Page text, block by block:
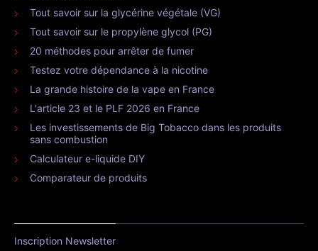
Tout savoir sur la glycérine végétale (VG)
Tout savoir sur le propylène glycol (PG)
20 méthodes pour arrêter de fumer
Testez votre dépendance à la nicotine
La grande histoire de la vape en France
L'article 23 et le PLF 2026 en France
Les investissements de Big Tobacco dans les produits
sans combustion
Calculateur e-liquide DIY
Comparateur de produits
Inscription Newsletter